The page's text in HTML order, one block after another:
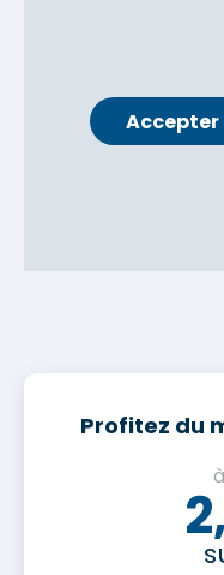
Accepter
Profitez du